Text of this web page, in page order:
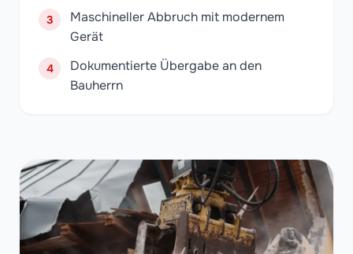
3
Maschineller Abbruch mit modernem
Gerät
4
Dokumentierte Übergabe an den
Bauherrn